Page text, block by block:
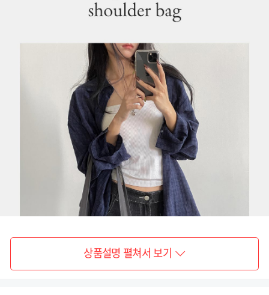
상품설명 펼쳐서 보기